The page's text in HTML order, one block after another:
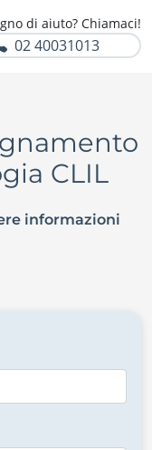
di aiuto? Chiamaci!
02 40031013
CLIL
informazioni